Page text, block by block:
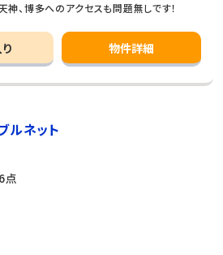
神、博多へのアクセスも問題無しです！
物件詳細
ルネット
点